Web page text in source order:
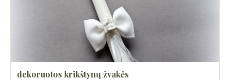
dekoruotos krikštynų žvakės